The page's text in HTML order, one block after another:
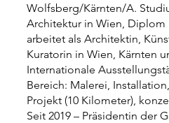
Wolfsberg/Kärnten/A.
Architektur in Wien, Diplom
arbeitet als Architektin,
Kuratorin in Wien, Kärnten
Internationale
Bereich: Malerei,
Projekt (10 Kilometer),
Seit 2019 – Präsidentin der